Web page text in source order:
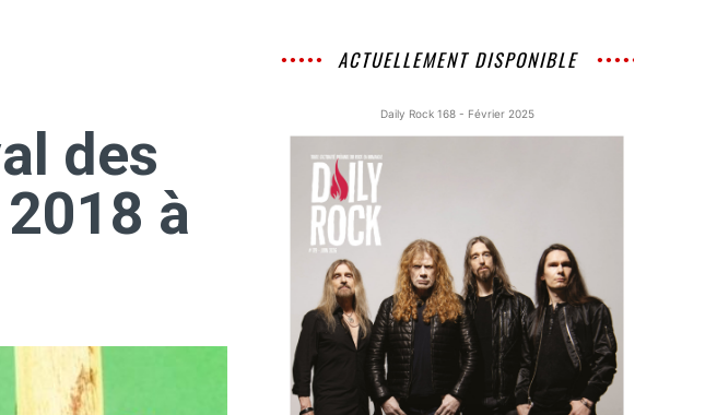
des
à
ACTUELLEMENT DISPONIBLE
Daily Rock 168 - Février 2025